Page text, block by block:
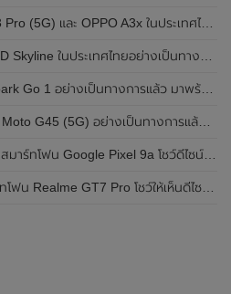
ในประเทศไทยอย่างเป็นทางการแล้ว ในราคาเริ่มต้นเพียง 3,999 บาท
ระเทศไทยอย่างเป็นทางการแล้ว ราคา 14,990 บาท
ร้อมหน้าจอแสดงผล LCD / 120Hz , แบตเตอรี่ 5,000mAh และใช้ชิปเซ็ต Unisoc
G45 (5G) อย่างเป็นทางการแล้วในอินเดีย
9a โชว์ดีไซน์ใหม่ กล้องหลังแบนราบ ไม่มีกรอบของกล้องแล้ว
โชว์ให้เห็นดีไซน์ใหม่ พร้อมเผยรายละเอียดสเปกที่สำคัญบางส่วน